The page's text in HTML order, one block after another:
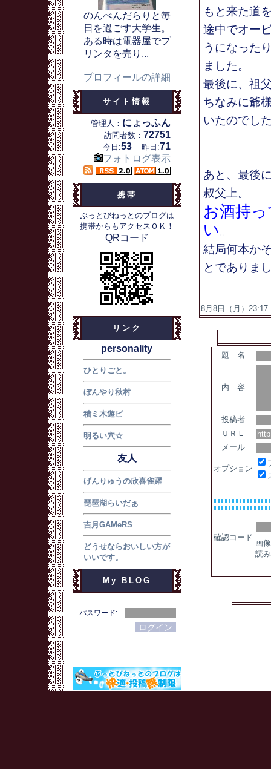
のんべんだらりと毎
日を過ごす大学生。
ある時は電器屋でプ
リンタを売り...
プロフィールの詳細
サイト情報
管理人： にょっふん
訪問者数： 72751
今日:53 昨日:71
フォトログ表示
携帯
ぶっとびねっとのブログは
携帯からもアクセスＯＫ！
QRコード
リンク
personality
ひとりごと。
ぼんやり秋村
積ミ木遊ビ
明るい穴☆
友人
げんりゅうの欣喜雀躍
琵琶湖らいだぁ
吉月GAMeRS
どうせならおいしい方が
いいです。
My BLOG
パスワード:
もと来た道
途中でオー
うになった
ました。
最後に、祖
ちなみに爺
いたのでし
あと、最後
叔父上。
お酒持
い。
結局何本か
とでありま
8月8日（月）23:17
題 名
内 容
投稿者
ＵＲＬ
メール
オプション
確認コード
画
読